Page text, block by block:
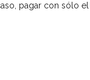
pagar con sólo